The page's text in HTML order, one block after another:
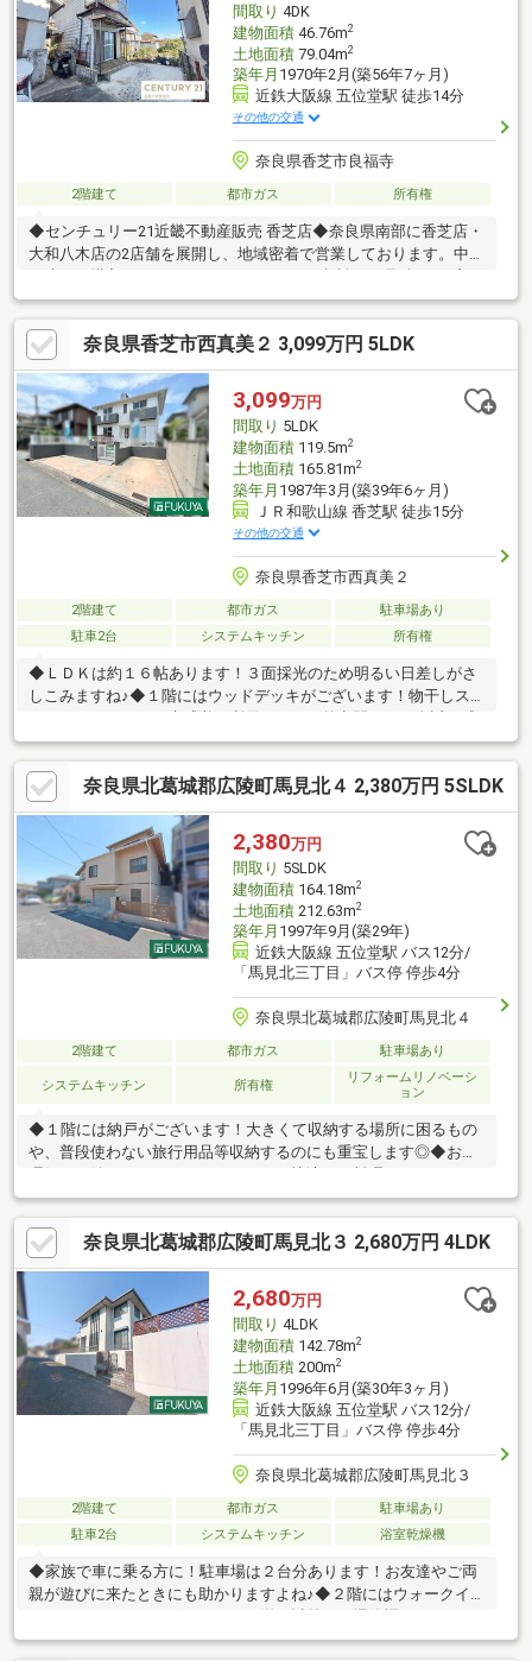
間取り 4DK
建物面積46.76m2
土地面積79.04m2
築年月 1970年2月(築56年7ヶ月)
近鉄大阪線 五位堂駅 徒歩14分
その他の交通
奈良県香芝市良福寺
2階建て 都市ガス 所有権
◆センチュリー21近畿不動産販売 香芝店◆奈良県南部に香芝店・
大和八木店の2店舗を展開し、地域密着で営業しております。中古
ンニングにも対応し、ご入居後の暮らしに合わせた住まいづくり
をサポートいたします。センチュリー21のネットワークと情報力
を活かし、ご購入後のアフターサービスまで安心して進めていた
だけるようサポートいたします。◆住まいづくりに関することな
ら何でもお気軽にご相談ください◆
奈良県香芝市西真美２ 3,099万円 5LDK
3,099万円
間取り 5LDK
建物面積119.5m2
土地面積165.81m2
築年月 1987年3月(築39年6ヶ月)
ＪＲ和歌山線 香芝駅 徒歩15分
その他の交通
奈良県香芝市西真美２
2階建て 都市ガス
駐車場あり
駐車2台
システムキッチン 所有権
◆ＬＤＫは約１６帖あります！３面採光のため明るい日差しがさ
しこみますね♪◆１階にはウッドデッキがございます！物干しス
ペースだけでなく、庭感覚で利用するなど外空間をより身近に感
じることができますね。【リフォーム内容】外壁・屋根・塀塗
装、システムキッチン・1階/2階トイレ・給湯器入替、クロス全室
張替え、CF張替え（洗面所・トイレ）、TVドアホン・シューズ
BOX新設・リビングエアコン・火災警報器新設、白蟻防蟻工事、
鍵交換、2階和室を洋室に変更、ハウスクリーニング※駐車台数は
車種による【物件の特徴】即引渡可、２沿線以上利用可、土地50
坪以上、山が見える、システムキッチン、駐車２台可
奈良県北葛城郡広陵町馬見北４ 2,380万円 5SLDK
2,380万円
間取り 5SLDK
建物面積164.18m2
土地面積212.63m2
築年月 1997年9月(築29年)
近鉄大阪線 五位堂駅 バス12分/
「馬見北三丁目」バス停 停歩4分
奈良県北葛城郡広陵町馬見北４
2階建て 都市ガス 駐車場あり
システムキッチン 所有権
リフォームリノベーシ
ョン
◆１階には納戸がございます！大きくて収納する場所に困るもの
や、普段使わない旅行用品等収納するのにも重宝します◎◆お料
♪【リフォーム内容】全室クロス張替、キッチン交換、洗面台交
換、外壁塗替※駐車台数は車種による。※写真中の家具等の調度品
は販売対象に含まれません。【物件の特徴】２沿線以上利用可、
陽当り良好、和室、２階建、通風良好、土地50坪以上、システム
キッチン、閑静な住宅地、ＬＤＫ１５畳以上、前道６ｍ以上、
庭、浴室に窓、全居室６畳以上、都市ガス、平坦地、納戸、周辺
交通量少なめ
奈良県北葛城郡広陵町馬見北３ 2,680万円 4LDK
2,680万円
間取り 4LDK
建物面積142.78m2
土地面積200m2
築年月 1996年6月(築30年3ヶ月)
近鉄大阪線 五位堂駅 バス12分/
「馬見北三丁目」バス停 停歩4分
奈良県北葛城郡広陵町馬見北３
2階建て 都市ガス
駐車場あり
駐車2台
システムキッチン 浴室乾燥機
◆家族で車に乗る方に！駐車場は２台分あります！お友達やご両
親が遊びに来たときにも助かりますよね♪◆２階にはウォークイ
ンクローゼットがございます！お洋服以外にも掃除機やスーツケ
ースなどを一箇所に集約できるのは魅力ですね！※駐車台数は車